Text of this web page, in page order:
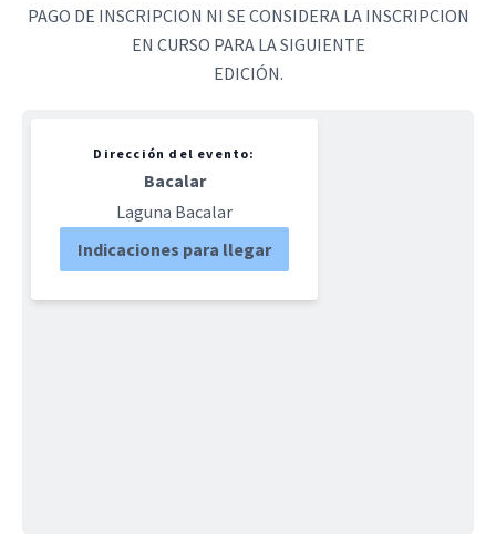
PAGO DE INSCRIPCION NI SE CONSIDERA LA INSCRIPCION
EN CURSO PARA LA SIGUIENTE
EDICIÓN.
Dirección del evento:
Bacalar
Laguna Bacalar
Indicaciones para llegar